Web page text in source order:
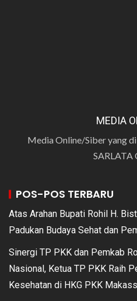
MEDIA
Media Online/Siber yang
SARLATA
POS-POS TERBARU
Atas Arahan Bupati Rohil H.
Padukan Budaya Sehat dan
Sinergi TP PKK dan Pemkab
Nasional, Ketua TP PKK Raih
Kesehatan di HKG PKK